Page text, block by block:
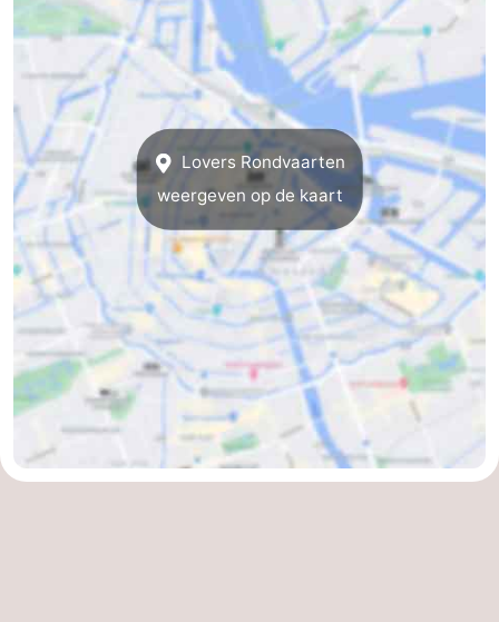
toeristen
adressen
Weer
Lovers Rondvaarten
weergeven op de kaart